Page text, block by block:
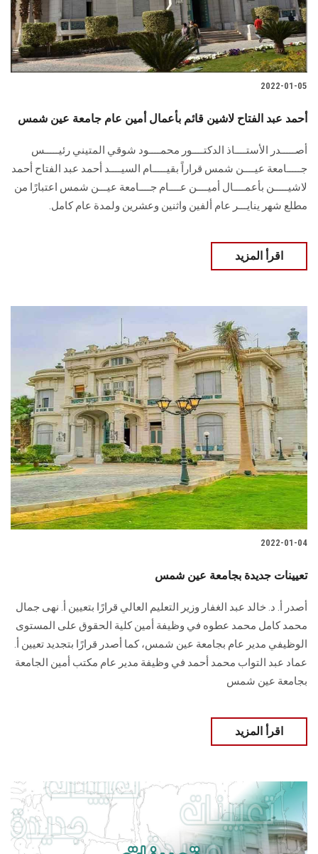
2022-01-05
أحمد عبد الفتاح لاشين قائم بأعمال أمين عام جامعة عين شمس
أصـــــدر الأستــــاذ الدكتــــور محمــــود شوقي المتيني رئيـــــس
جـــــامعة عيــــن شمس قراراً بقيـــــام السيــــد أحمد عبد الفتاح أحمد
لاشيـــــن بأعمــــال أميــــن عــــام جــــامعة عيـــن شمس اعتبارًا من
مطلع شهر ينايـــر عام ألفين واثنين وعشرين ولمدة عام كامل.
اقرأ المزيد
2022-01-04
تعيينات جديدة بجامعة عين شمس
أصدر أ. د. خالد عبد الغفار وزير التعليم العالي قرارًا بتعيين أ. نهى جمال
محمد كامل محمد عطوه في وظيفة أمين كلية الحقوق على المستوى
الوظيفي مدير عام بجامعة عين شمس، كما أصدر قرارًا بتجديد تعيين أ.
عماد عبد التواب محمد أحمد في وظيفة مدير عام مكتب أمين الجامعة
بجامعة عين شمس
اقرأ المزيد